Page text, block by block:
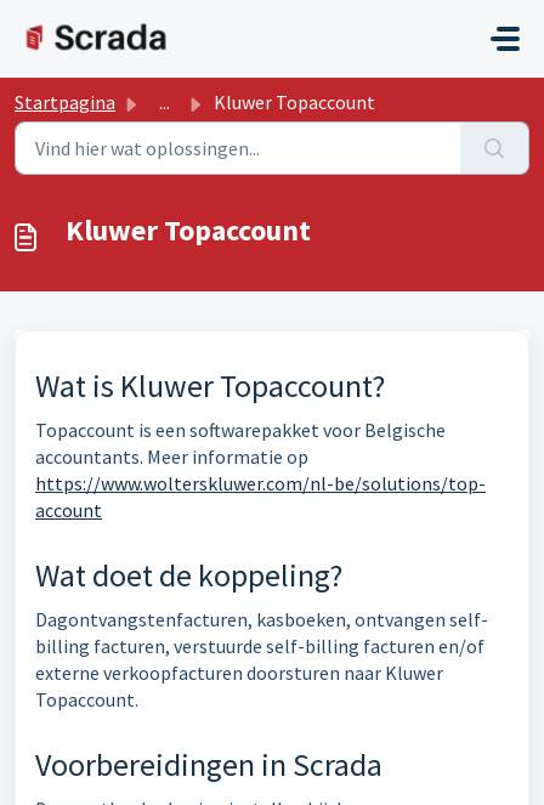
Startpagina ... Kluwer Topaccount
Kluwer Topaccount
Wat is Kluwer Topaccount?
Topaccount is een softwarepakket voor Belgische
accountants. Meer informatie op
https://www.wolterskluwer.com/nl-be/solutions/top-
account
Wat doet de koppeling?
Dagontvangstenfacturen, kasboeken, ontvangen self-
billing facturen, verstuurde self-billing facturen en/of
externe verkoopfacturen doorsturen naar Kluwer
Topaccount.
Voorbereidingen in Scrada